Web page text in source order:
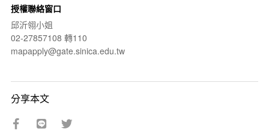
授權聯絡窗口
邱沂翎小姐
02-27857108 轉110
mapapply@gate.sinica.edu.tw
分享本文